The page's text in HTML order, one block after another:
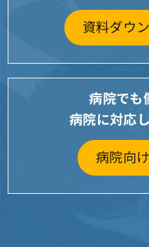
資料ダウ
病院でも
病院に対応
病院向